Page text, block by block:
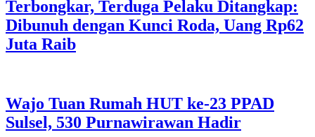
Terbongkar, Terduga Pelaku Ditangkap:
Dibunuh dengan Kunci Roda, Uang Rp62
Juta Raib
Wajo Tuan Rumah HUT ke-23 PPAD
Sulsel, 530 Purnawirawan Hadir